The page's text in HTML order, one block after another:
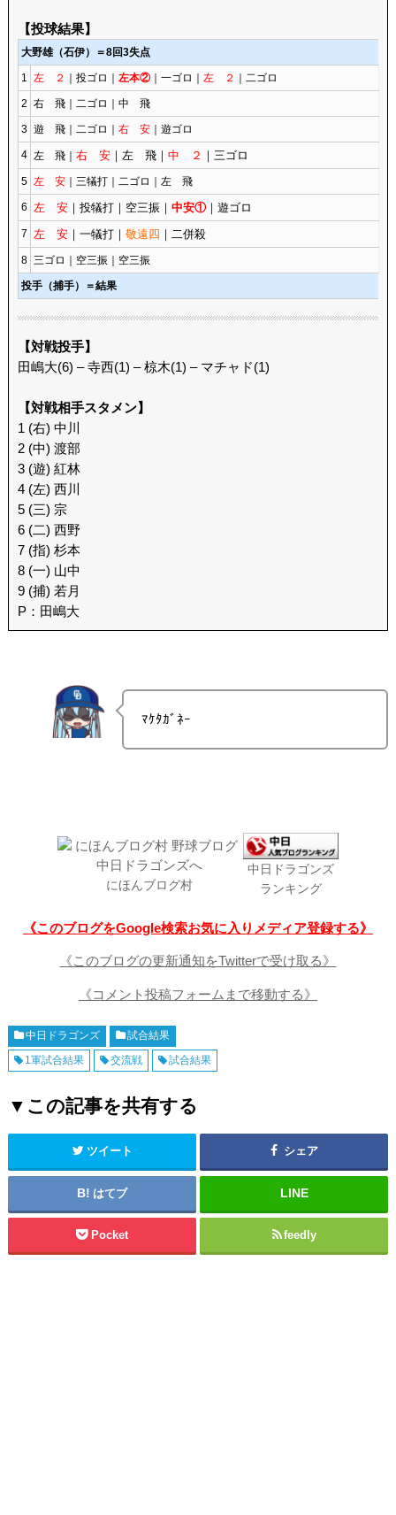
【投球結果】
大野雄（石伊）＝8回3失点
1 左 ２ ｜投ゴロ｜ 左本②｜一ゴロ｜ 左 ２ ｜二ゴロ
2 右 飛｜二ゴロ｜中 飛
3 遊 飛｜二ゴロ｜ 右 安｜遊ゴロ
4 左 飛｜ 右 安｜左 飛｜ 中 ２ ｜三ゴロ
5 左 安｜三犠打｜二ゴロ｜左 飛
6 左 安｜投犠打｜空三振｜ 中安①｜遊ゴロ
7 左 安｜一犠打｜ 敬遠四 ｜二併殺
8 三ゴロ｜空三振｜空三振
投手（捕手）＝結果
【対戦投手】
田嶋大(6) – 寺西(1) – 椋木(1) – マチャド(1)
【対戦相手スタメン】
1 (右) 中川
2 (中) 渡部
3 (遊) 紅林
4 (左) 西川
5 (三) 宗
6 (二) 西野
7 (指) 杉本
8 (一) 山中
9 (捕) 若月
P：田嶋大
ﾏｹﾀｶﾞﾈｰ
にほんブログ村
中日ドラゴンズ
ランキング
《このブログをGoogle検索お気に入りメディア登録する》
《このブログの更新通知をTwitterで受け取る》
《コメント投稿フォームまで移動する》
中日ドラゴンズ
試合結果
1軍試合結果
交流戦 試合結果
▼この記事を共有する
ツイート シェア
はてブ
Pocket feedly